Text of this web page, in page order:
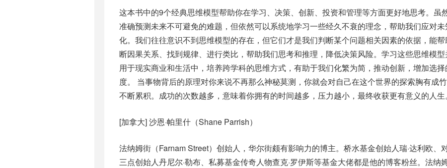
这本书中的9个经典思维模型帮助你在学习、决策、创新、投资和管理等方面更好地思考。虽
准确预测未来不可避免的难题，但依然可以系统地学习一些经久不衰的理念，帮助我们应对
化。我们往往意识不到思维模型的存在，但它们才是我们判断某个问题相关因素的依据，能
断因果关系、找到规律、进行类比，帮助我们思考和推理，降低决策风险。学习这些思维模
用于现实商业和生活中，培养跨学科的思维方式，有助于我们化繁为简，推动创新，增加选择
度。 当事物背后的原理对你来说不再那么神秘莫测，你就会对自己在这个世界的探索胸有成
不断累积。成功的次数越多，意味着你拥有的时间越多，压力越小，最终收获更有意义的人生。
[加拿大] 沙恩·帕里什（Shane Parrish）
法纳姆街（Farnam Street）创始人，华尔街颇有影响力的博主。桥水基金创始人瑞·达利欧、
三点创始人丹尼尔·勒布、私募基金传奇人物查克·罗伊斯等基金大佬都是他的博客粉丝。法纳